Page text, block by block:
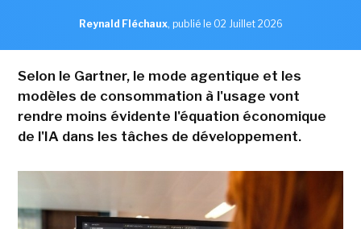
Reynald Fléchaux, publié le 02 Juillet 2026
Selon le Gartner, le mode agentique et les
modèles de consommation à l'usage vont
rendre moins évidente l'équation économique
de l'IA dans les tâches de développement.